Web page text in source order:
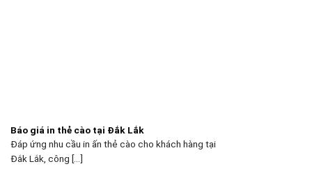
Báo giá in thẻ cào tại Đắk Lắk
Đáp ứng nhu cầu in ấn thẻ cào cho khách hàng tại
Đắk Lắk, công [...]